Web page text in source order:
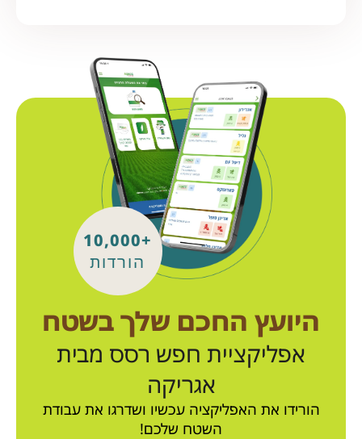
+10,000
הורדות
היועץ החכם שלך בשטח
אפליקציית חפש רסס מבית
אגריקה
הורידו את האפליקציה עכשיו ושדרגו את עבודת
השטח שלכם!